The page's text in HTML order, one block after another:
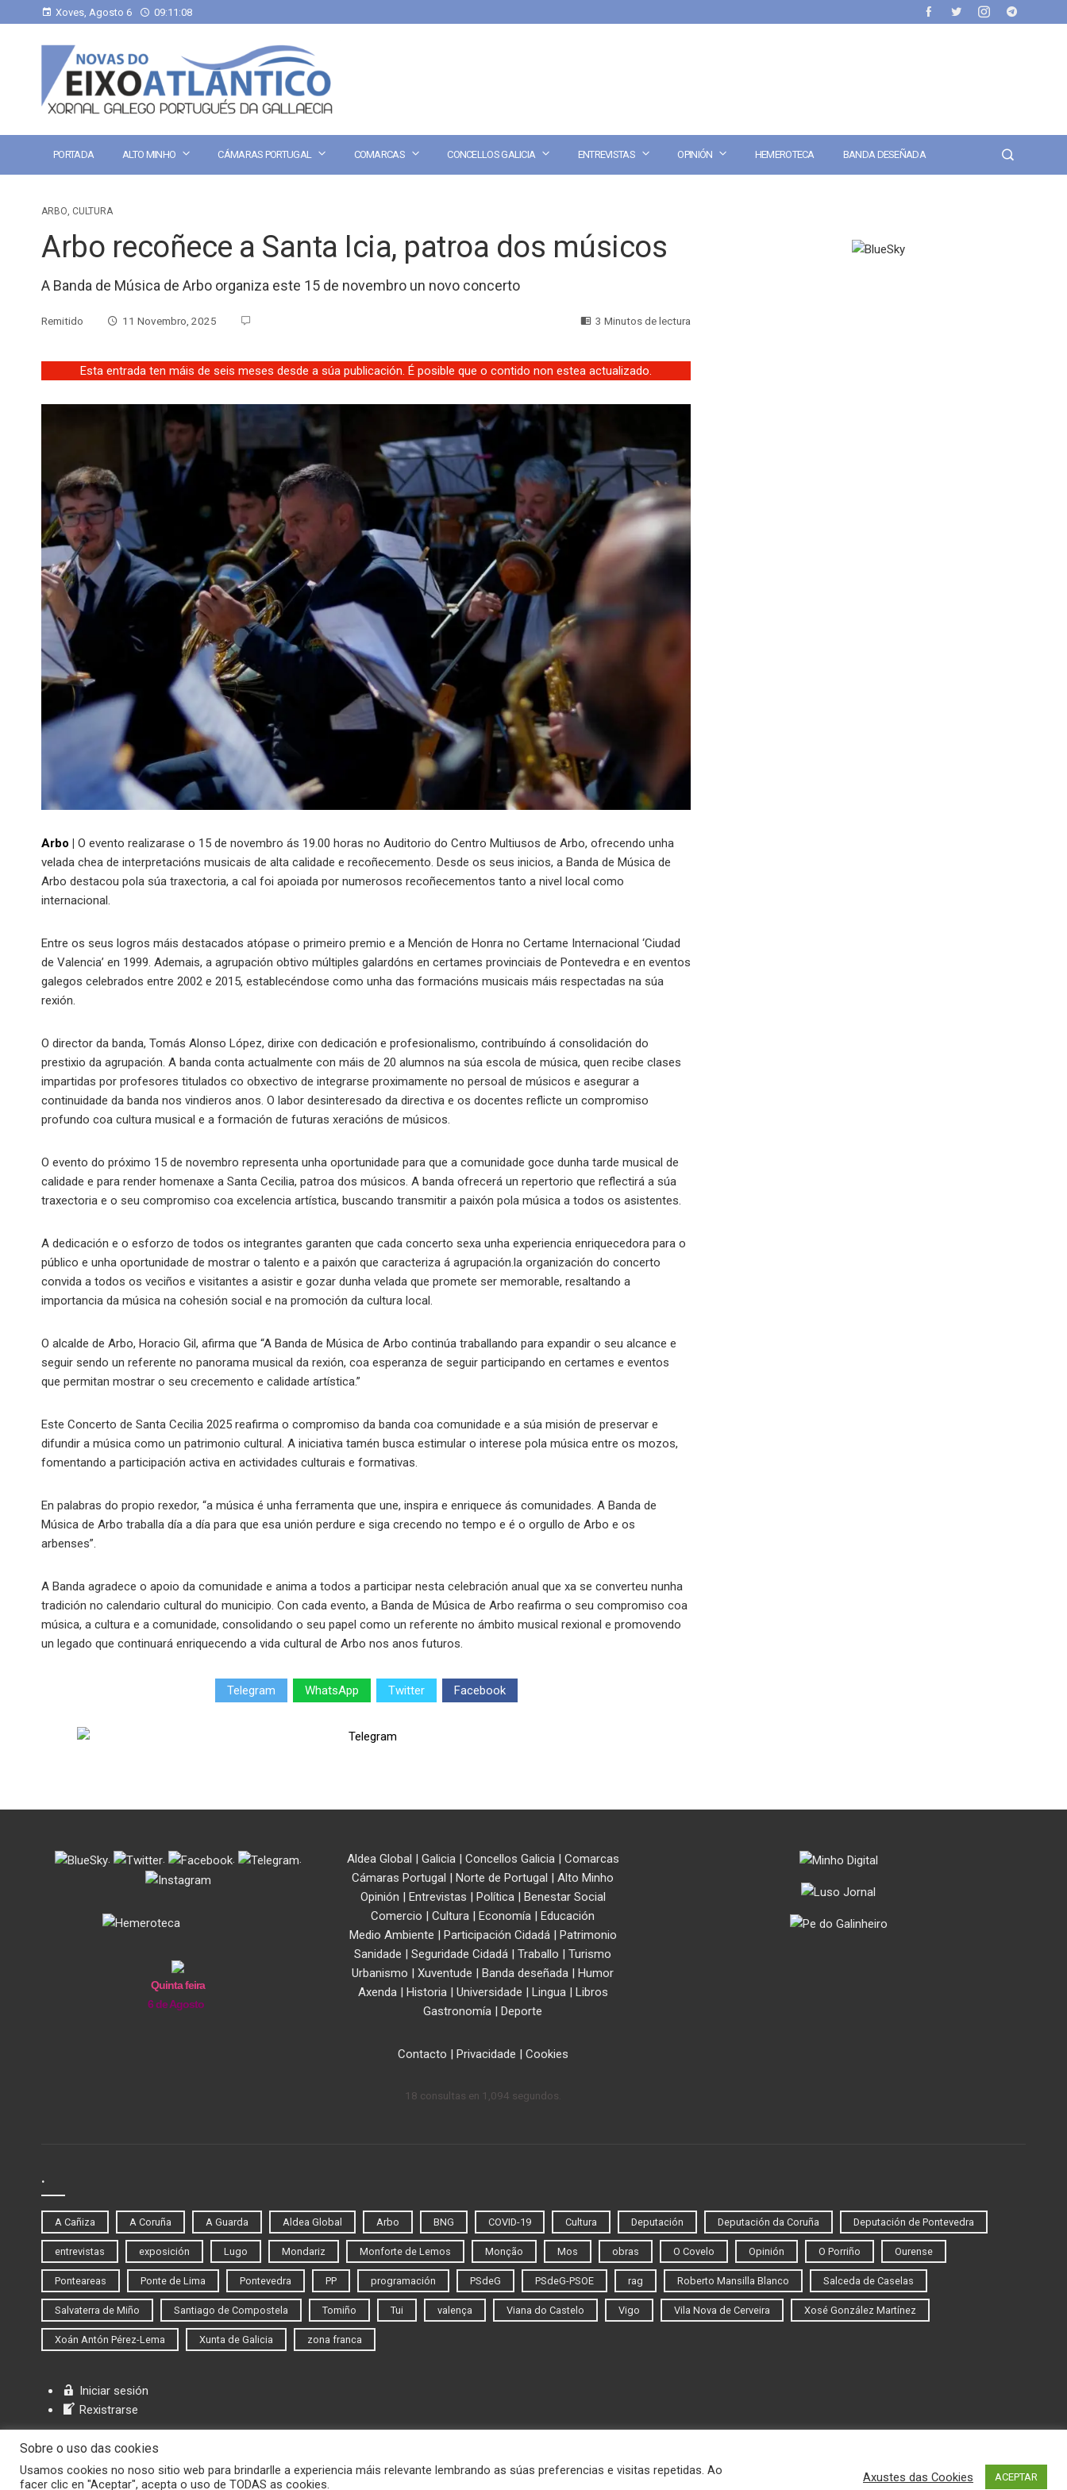
Xoves, Agosto 6 09:11:09
PORTADA ALTO MINHO CÁMARAS PORTUGAL COMARCAS CONCELLOS GALICIA ENTREVISTAS OPINIÓN HEMEROTECA BANDA DESEÑADA
ARBO, CULTURA
Arbo recoñece a Santa Icia, patroa dos músicos
A Banda de Música de Arbo organiza este 15 de novembro un novo concerto
Remitido 11 Novembro, 2025 3 Minutos de lectura
Esta entrada ten máis de seis meses desde a súa publicación. É posible que o contido non estea actualizado.
Arbo
O evento realizarase o 15 de novembro ás 19.00 horas no Auditorio do Centro Multiusos de Arbo, ofrecendo unha
velada chea de interpretacións musicais de alta calidade e recoñecemento. Desde os seus inicios, a Banda de Música de
Arbo destacou pola súa traxectoria, a cal foi apoiada por numerosos recoñecementos tanto a nivel local como
internacional.
Entre os seus logros máis destacados atópase o primeiro premio e a Mención de Honra no Certame Internacional ‘Ciudad
de Valencia’ en 1999. Ademais, a agrupación obtivo múltiples galardóns en certames provinciais de Pontevedra e en eventos
galegos celebrados entre 2002 e 2015, establecéndose como unha das formacións musicais máis respectadas na súa
rexión.
O director da banda, Tomás Alonso López, dirixe con dedicación e profesionalismo, contribuíndo á consolidación do
prestixio da agrupación. A banda conta actualmente con máis de 20 alumnos na súa escola de música, quen recibe clases
impartidas por profesores titulados co obxectivo de integrarse proximamente no persoal de músicos e asegurar a
continuidade da banda nos vindieros anos. O labor desinteresado da directiva e os docentes reflicte un compromiso
profundo coa cultura musical e a formación de futuras xeracións de músicos.
O evento do próximo 15 de novembro representa unha oportunidade para que a comunidade goce dunha tarde musical de
calidade e para render homenaxe a Santa Cecilia, patroa dos músicos. A banda ofrecerá un repertorio que reflectirá a súa
traxectoria e o seu compromiso coa excelencia artística, buscando transmitir a paixón pola música a todos os asistentes.
A dedicación e o esforzo de todos os integrantes garanten que cada concerto sexa unha experiencia enriquecedora para o
público e unha oportunidade de mostrar o talento e a paixón que caracteriza á agrupación.la organización do concerto
convida a todos os veciños e visitantes a asistir e gozar dunha velada que promete ser memorable, resaltando a
importancia da música na cohesión social e na promoción da cultura local.
O alcalde de Arbo, Horacio Gil, afirma que “A Banda de Música de Arbo continúa traballando para expandir o seu alcance e
seguir sendo un referente no panorama musical da rexión, coa esperanza de seguir participando en certames e eventos
que permitan mostrar o seu crecemento e calidade artística.”
Este Concerto de Santa Cecilia 2025 reafirma o compromiso da banda coa comunidade e a súa misión de preservar e
difundir a música como un patrimonio cultural. A iniciativa tamén busca estimular o interese pola música entre os mozos,
fomentando a participación activa en actividades culturais e formativas.
En palabras do propio rexedor, “a música é unha ferramenta que une, inspira e enriquece ás comunidades. A Banda de
Música de Arbo traballa día a día para que esa unión perdure e siga crecendo no tempo e é o orgullo de Arbo e os
arbenses”.
A Banda agradece o apoio da comunidade e anima a todos a participar nesta celebración anual que xa se converteu nunha
tradición no calendario cultural do municipio. Con cada evento, a Banda de Música de Arbo reafirma o seu compromiso coa
música, a cultura e a comunidade, consolidando o seu papel como un referente no ámbito musical rexional e promovendo
un legado que continuará enriquecendo a vida cultural de Arbo nos anos futuros.
Telegram WhatsApp Twitter Facebook
. . . .
Quinta feira
6 de Agosto
Aldea Global Galicia| Concellos Galicia| Comarcas
Cámaras Portugal
Norte de Portugal
Alto Minho
Opinión
Entrevistas Política|
Benestar Social
Comercio
Cultura Economía
Educación
Medio Ambiente
Participación Cidadá|
Patrimonio
Sanidade
Seguridade Cidadá Traballo
Turismo
Urbanismo
Xuventude Banda deseñada
Humor
Axenda| Historia| Universidade Lingua|
Libros
Gastronomía
Deporte
Contacto Privacidade Cookies
18 consultas en 1,094 segundos.
.
A Cañiza A Coruña A Guarda Aldea Global Arbo BNG COVID-19 Cultura Deputación Deputación da Coruña Deputación de Pontevedra
entrevistas exposición Lugo Mondariz Monforte de Lemos Monção Mos obras O Covelo Opinión O Porriño Ourense
Ponteareas Ponte de Lima Pontevedra PP programación PSdeG PSdeG-PSOE rag Roberto Mansilla Blanco Salceda de Caselas
Salvaterra de Miño Santiago de Compostela Tomiño Tui valença Viana do Castelo Vigo Vila Nova de Cerveira Xosé González Martínez
Xoán Antón Pérez-Lema Xunta de Galicia zona franca
Iniciar sesión
Rexistrarse
© 2020 Novas do Eixo Atlántico
Sobre o uso das cookies
Usamos cookies no noso sitio web para brindarlle a experiencia máis relevante lembrando as súas preferencias e visitas repetidas. Ao
facer clic en "Aceptar", acepta o uso de TODAS as cookies.
Axustes das Cookies ACEPTAR